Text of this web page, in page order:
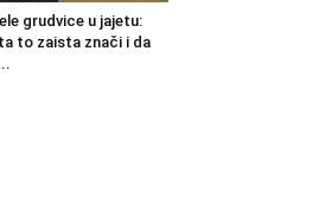
grudvice u jajetu:
to zaista znači i da